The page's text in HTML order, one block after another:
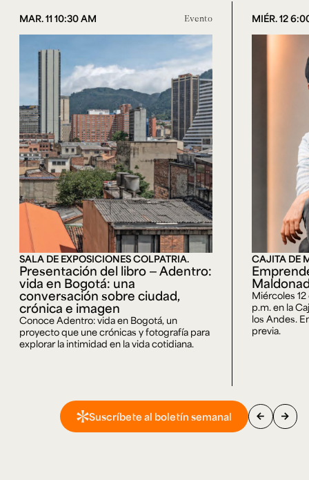
MAR. 11 10:30 AM Evento
SALA DE EXPOSICIONES COLPATRIA.
Presentación del libro — Adentro:
vida en Bogotá: una
conversación sobre ciudad,
crónica e imagen
Conoce Adentro: vida en Bogotá, un
proyecto que une crónicas y fotografía para
explorar la intimidad en la vida cotidiana.
MIÉR. 12
CAJITA DE
Miércoles
p.m. en la
los Andes.
previa.
Suscríbete al boletín semanal arrow_back arrow_forward